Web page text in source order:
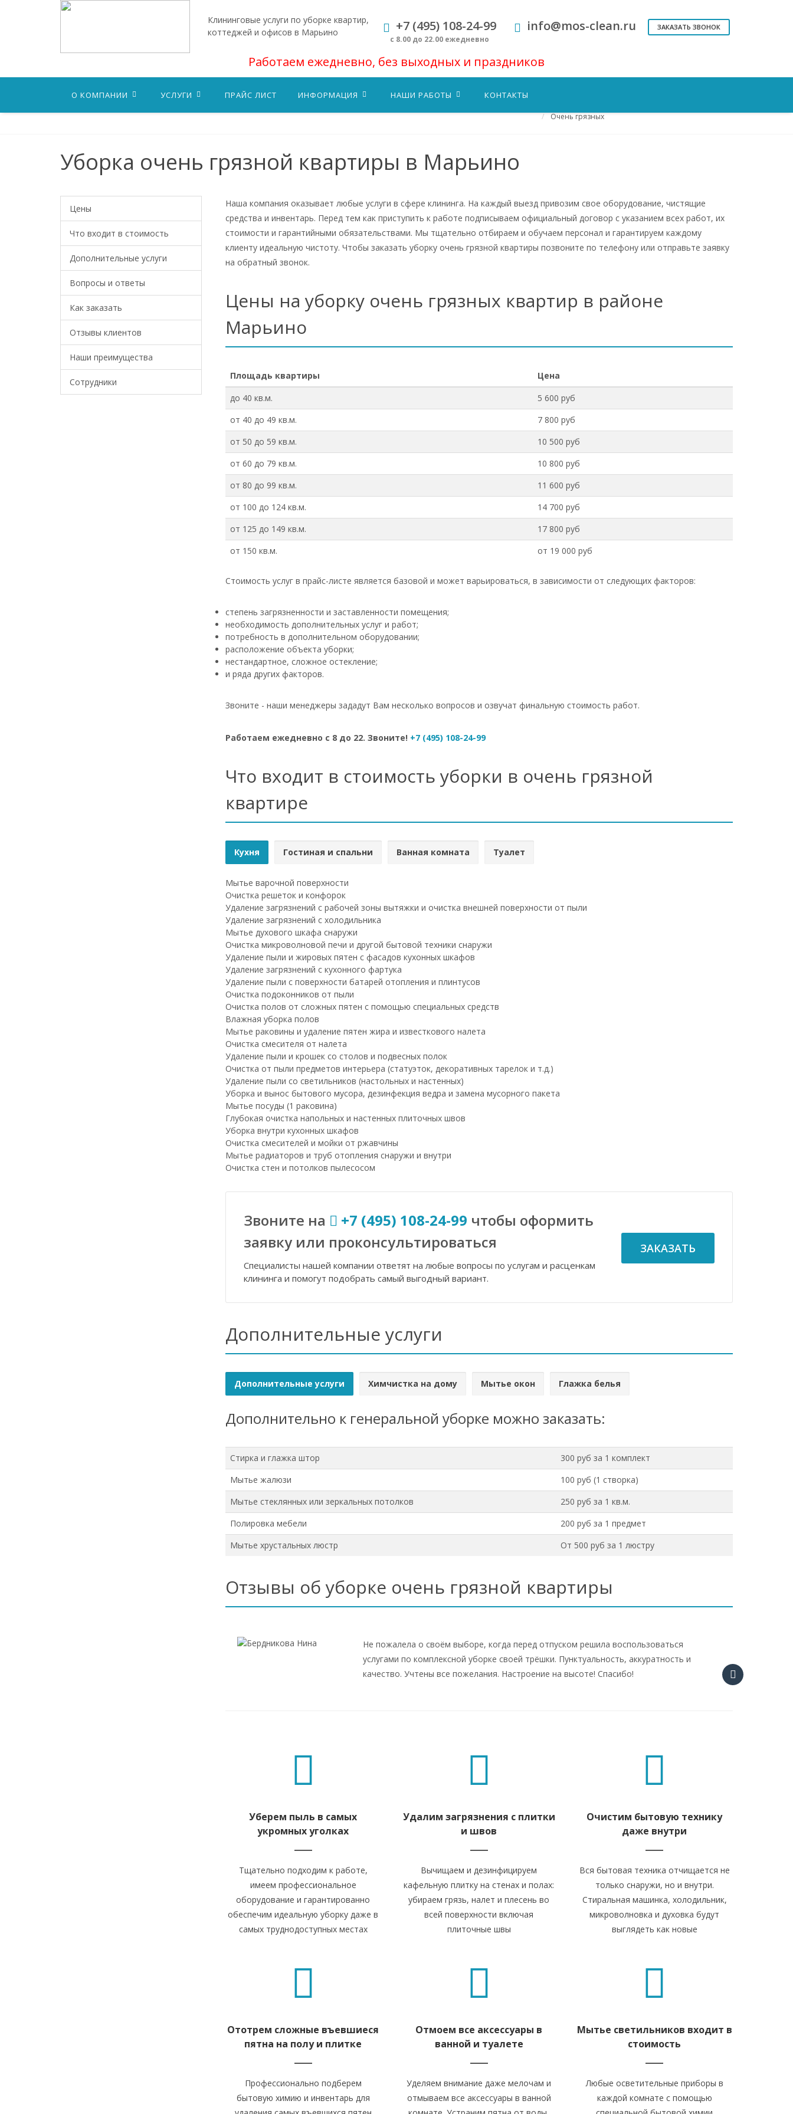
Клининговые услуги по уборке квартир,
коттеджей и офисов в Марьино
+7 (495) 108-24-99
с 8.00 до 22.00 ежедневно
info@mos-clean.ru ЗАКАЗАТЬ ЗВОНОК
Работаем ежедневно, без выходных и праздников
О КОМПАНИИ УСЛУГИ ПРАЙС ЛИСТ ИНФОРМАЦИЯ НАШИ РАБОТЫ КОНТАКТЫ
Очень грязных
Уборка очень грязной квартиры в Марьино
Цены
Что входит в стоимость
Дополнительные услуги
Вопросы и ответы
Как заказать
Отзывы клиентов
Наши преимущества
Сотрудники
Наша компания оказывает любые услуги в сфере клининга. На каждый выезд привозим свое оборудование, чистящие
средства и инвентарь. Перед тем как приступить к работе подписываем официальный договор с указанием всех работ, их
стоимости и гарантийными обязательствами. Мы тщательно отбираем и обучаем персонал и гарантируем каждому
клиенту идеальную чистоту. Чтобы заказать уборку очень грязной квартиры позвоните по телефону или отправьте заявку
на обратный звонок.
Цены на уборку очень грязных квартир в районе
Марьино
Площадь квартиры
Цена
до 40 кв.м.
5 600 руб
от 40 до 49 кв.м.
7 800 руб
от 50 до 59 кв.м.
10 500 руб
от 60 до 79 кв.м.
10 800 руб
от 80 до 99 кв.м.
11 600 руб
от 100 до 124 кв.м.
14 700 руб
от 125 до 149 кв.м.
17 800 руб
от 150 кв.м.
от 19 000 руб
Стоимость услуг в прайс-листе является базовой и может варьироваться, в зависимости от следующих факторов:
степень загрязненности и заставленности помещения;
необходимость дополнительных услуг и работ;
потребность в дополнительном оборудовании;
расположение объекта уборки;
нестандартное, сложное остекление;
и ряда других факторов.
Звоните - наши менеджеры зададут Вам несколько вопросов и озвучат финальную стоимость работ.
Работаем ежедневно с 8 до 22. Звоните! +7 (495) 108-24-99
Что входит в стоимость уборки в очень грязной
квартире
Кухня Гостиная и спальни Ванная комната Туалет
Мытье варочной поверхности
Очистка решеток и конфорок
Удаление загрязнений с рабочей зоны вытяжки и очистка внешней поверхности от пыли
Удаление загрязнений с холодильника
Мытье духового шкафа снаружи
Очистка микроволновой печи и другой бытовой техники снаружи
Удаление пыли и жировых пятен с фасадов кухонных шкафов
Удаление загрязнений с кухонного фартука
Удаление пыли с поверхности батарей отопления и плинтусов
Очистка подоконников от пыли
Очистка полов от сложных пятен с помощью специальных средств
Влажная уборка полов
Мытье раковины и удаление пятен жира и известкового налета
Очистка смесителя от налета
Удаление пыли и крошек со столов и подвесных полок
Очистка от пыли предметов интерьера (статуэток, декоративных тарелок и т.д.)
Удаление пыли со светильников (настольных и настенных)
Уборка и вынос бытового мусора, дезинфекция ведра и замена мусорного пакета
Мытье посуды (1 раковина)
Глубокая очистка напольных и настенных плиточных швов
Уборка внутри кухонных шкафов
Очистка смесителей и мойки от ржавчины
Мытье радиаторов и труб отопления снаружи и внутри
Очистка стен и потолков пылесосом
Звоните на +7 (495) 108-24-99 чтобы оформить
заявку или проконсультироваться
Специалисты нашей компании ответят на любые вопросы по услугам и расценкам
клининга и помогут подобрать самый выгодный вариант.
ЗАКАЗАТЬ
Дополнительные услуги
Дополнительные услуги Химчистка на дому Мытье окон Глажка белья
Дополнительно к генеральной уборке можно заказать:
Стирка и глажка штор
300 руб за 1 комплект
Мытье жалюзи
100 руб (1 створка)
Мытье стеклянных или зеркальных потолков
250 руб за 1 кв.м.
Полировка мебели
200 руб за 1 предмет
Мытье хрустальных люстр
От 500 руб за 1 люстру
Отзывы об уборке очень грязной квартиры
Не пожалела о своём выборе, когда перед отпуском решила воспользоваться
услугами по комплексной уборке своей трёшки. Пунктуальность, аккуратность и
качество. Учтены все пожелания. Настроение на высоте! Спасибо!
Уберем пыль в самых
укромных уголках
Тщательно подходим к работе,
имеем профессиональное
оборудование и гарантированно
обеспечим идеальную уборку даже в
самых труднодоступных местах
Удалим загрязнения с плитки
и швов
Вычищаем и дезинфицируем
кафельную плитку на стенах и полах:
убираем грязь, налет и плесень во
всей поверхности включая
плиточные швы
Очистим бытовую технику
даже внутри
Вся бытовая техника отчищается не
только снаружи, но и внутри.
Стиральная машинка, холодильник,
микроволновка и духовка будут
выглядеть как новые
Ототрем сложные въевшиеся
пятна на полу и плитке
Профессионально подберем
бытовую химию и инвентарь для
Отмоем все аксессуары в
ванной и туалете
Уделяем внимание даже мелочам и
отмываем все аксессуары в ванной
Мытье светильников входит в
стоимость
Любые осветительные приборы в
каждой комнате с помощью